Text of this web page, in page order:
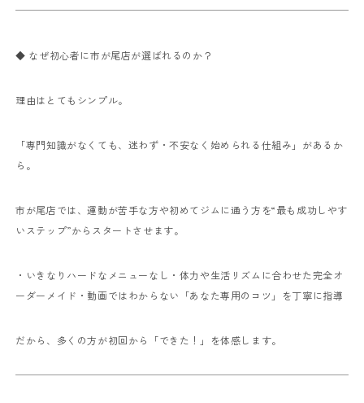
◆ なぜ初心者に市が尾店が選ばれるのか？
理由はとてもシンプル。
「専門知識がなくても、迷わず・不安なく始められる仕組み」があるか
ら。
市が尾店では、運動が苦手な方や初めてジムに通う方を“最も成功しやす
いステップ”からスタートさせます。
・いきなりハードなメニューなし ・体力や生活リズムに合わせた完全オ
ーダーメイド ・動画ではわからない「あなた専用のコツ」を丁寧に指導
だから、多くの方が初回から「できた！」を体感します。